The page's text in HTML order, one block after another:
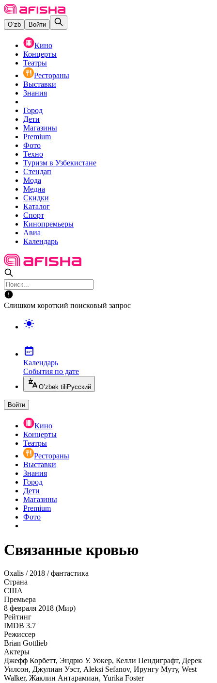
O‘zb Войти
Кино
Концерты
Театры
Рестораны
Выставки
Знания
Город
Дети
Магазины
Premium
Фото
Техно
Туризм в Узбекистане
Стендап
Мода
Медиа
Скидки
Каталог
Спорт
Кинопремьеры
Авиа
Календарь
Слишком короткий поисковый запрос
Календарь
События по дате
O’zbek tili Русский
Войти
Кино
Концерты
Театры
Рестораны
Выставки
Знания
Город
Дети
Магазины
Premium
Фото
Связанные кровью
Oxalis / 2018 / фантастика
Страна
США
Премьера
8 февраля 2018 (Мир)
Рейтинг
IMDB 3.7
Режиссер
Brian Gottlieb
Актеры
Джефф Корбетт, Эндрю У. Уокер, Келли Пендиграфт, Дерек
Уилсон, Джулиан Уэст, Aleksi Sefanov, Ирунгу Муту, West
Walker, Жаклин Антарамиан, Yurika Foster